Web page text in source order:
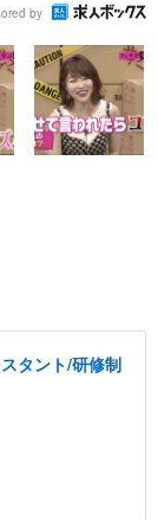
by
タント/研修制